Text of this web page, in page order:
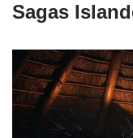
Sagas